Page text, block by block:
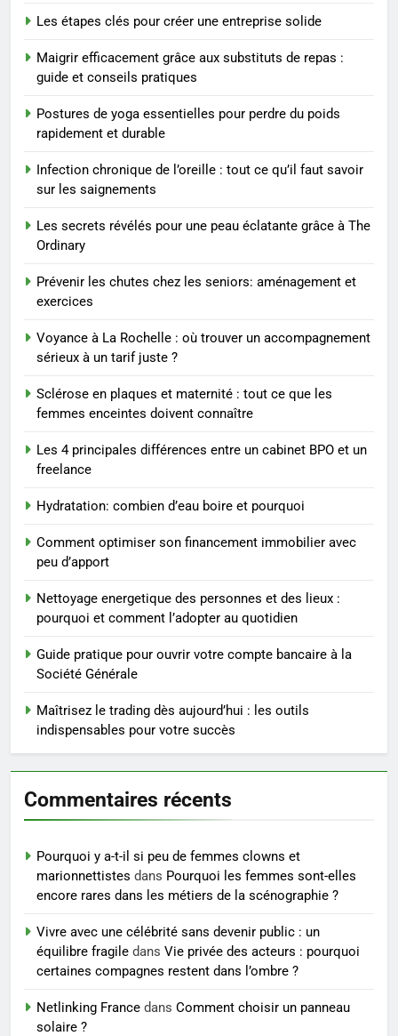
Prévenir les chutes chez les
exercices
BIEN ÊTRE
8
Voyance à La Rochelle : où
trouver un accompagnement
sérieux à un tarif juste ?
BIEN ÊTRE
1
reviennent chaque année
2
entreprise solide
ENTREPRISE
3
substituts de repas : guide et
conseils pratiques
BIEN ÊTRE
Postures de yoga essentielles
rapidement et durable
BIEN ÊTRE
5
Infection chronique de l’oreille :
tout ce qu’il faut savoir sur les
saignements
SANTÉ
6
peau éclatante grâce à The
Ordinary
SANTÉ
7
Prévenir les chutes chez les
exercices
BIEN ÊTRE
Les étapes clés pour créer une entreprise solide
Maigrir efficacement grâce aux substituts de repas :
guide et conseils pratiques
Postures de yoga essentielles pour perdre du poids
rapidement et durable
Infection chronique de l’oreille : tout ce qu’il faut savoir
sur les saignements
Les secrets révélés pour une peau éclatante grâce à The
Ordinary
Prévenir les chutes chez les seniors: aménagement et
exercices
Voyance à La Rochelle : où trouver un accompagnement
sérieux à un tarif juste ?
Sclérose en plaques et maternité : tout ce que les
femmes enceintes doivent connaître
Les 4 principales différences entre un cabinet BPO et un
freelance
Hydratation: combien d’eau boire et pourquoi
Comment optimiser son financement immobilier avec
peu d’apport
Nettoyage energetique des personnes et des lieux :
pourquoi et comment l’adopter au quotidien
Guide pratique pour ouvrir votre compte bancaire à la
Société Générale
Maîtrisez le trading dès aujourd’hui : les outils
indispensables pour votre succès
Commentaires récents
Pourquoi y a-t-il si peu de femmes clowns et
marionnettistes dans Pourquoi les femmes sont-elles
encore rares dans les métiers de la scénographie ?
Vivre avec une célébrité sans devenir public : un
équilibre fragile dans Vie privée des acteurs : pourquoi
certaines compagnes restent dans l’ombre ?
Netlinking France dans Comment choisir un panneau
solaire ?